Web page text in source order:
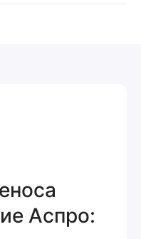
доработки или
Аспро: